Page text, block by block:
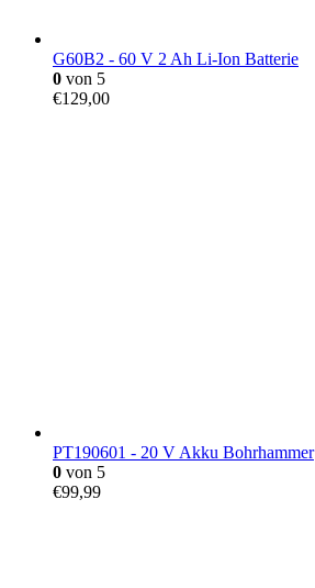
G60B2 - 60 V 2 Ah Li-Ion Batterie
0 von 5
€129,00
PT190601 - 20 V Akku Bohrhammer
0 von 5
€99,99